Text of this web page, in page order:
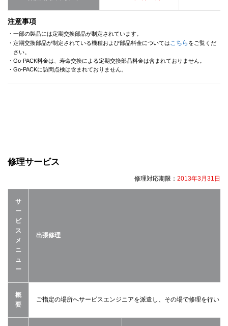
注意事項
・一部の製品には定期交換部品が制定されています。
・定期交換部品が制定されている機種および部品料金についてはこちら をご覧くだ
さい。
・Go-PACK料金は、寿命交換による定期交換部品料金は含まれておりません。
・Go-PACKに訪問点検は含まれておりません。
修理サービス
修理対応期限： 2013年3月31日
サ
ー
ビ
ス
メ
ニ
ュ
ー
出張修理
概
要
ご指定の場所へサービスエンジニアを派遣し、その場で修理を行いま